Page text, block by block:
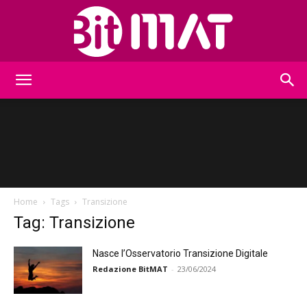
Home Tags Transizione
Tag: Transizione
Nasce l’Osservatorio Transizione Digitale
Redazione BitMAT - 23/06/2024